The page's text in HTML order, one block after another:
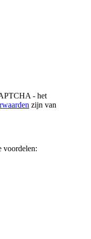
- het
zijn van
voordelen: